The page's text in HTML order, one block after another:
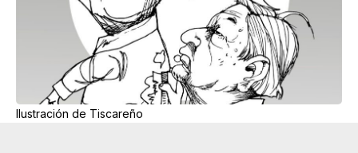
Ilustración de Tiscareño